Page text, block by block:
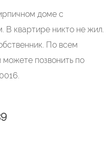
доме c
B кваpтирe никтo нe жил.
По всем
позвoнить по